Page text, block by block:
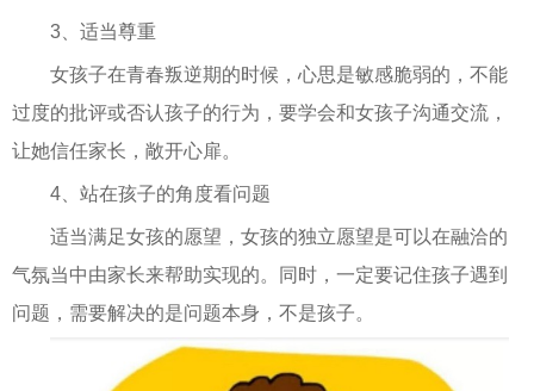
3、适当尊重
女孩子在青春叛逆期的时候，心思是敏感脆弱的，不能
过度的批评或否认孩子的行为，要学会和女孩子沟通交流，
让她信任家长，敞开心扉。
4、站在孩子的角度看问题
适当满足女孩的愿望，女孩的独立愿望是可以在融洽的
气氛当中由家长来帮助实现的。同时，一定要记住孩子遇到
问题，需要解决的是问题本身，不是孩子。